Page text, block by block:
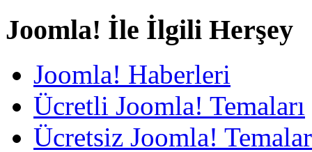
Joomla! İle İlgili Herşey
Joomla! Haberleri
Ücretli Joomla! Temaları
Ücretsiz Joomla!